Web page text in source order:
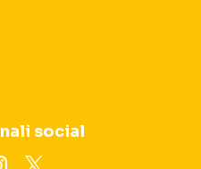
social